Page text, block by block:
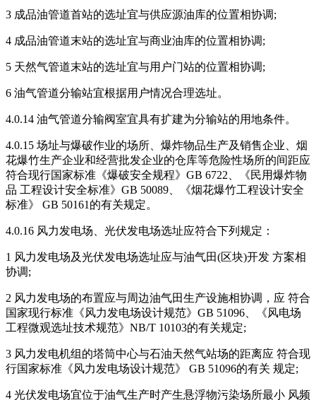
3 成品油管道首站的选址宜与供应源油库的位置相协调;
4 成品油管道末站的选址宜与商业油库的位置相协调;
5 天然气管道末站的选址宜与用户门站的位置相协调;
6 油气管道分输站宜根据用户情况合理选址。
4.0.14 油气管道分输阀室宜具有扩建为分输站的用地条件。
4.0.15 场址与爆破作业的场所、爆炸物品生产及销售企业、烟
花爆竹生产企业和经营批发企业的仓库等危险性场所的间距应
符合现行国家标准《爆破安全规程》GB 6722、《民用爆炸物
品 工程设计安全标准》GB 50089、《烟花爆竹工程设计安全
标准》 GB 50161的有关规定。
4.0.16 风力发电场、光伏发电场选址应符合下列规定：
1 风力发电场及光伏发电场选址应与油气田(区块)开发 方案相
协调;
2 风力发电场的布置应与周边油气田生产设施相协调，应 符合
国家现行标准《风力发电场设计规范》GB 51096、《风电场
工程微观选址技术规范》NB/T 10103的有关规定;
3 风力发电机组的塔筒中心与石油天然气站场的距离应 符合现
行国家标准《风力发电场设计规范》 GB 51096的有关 规定;
4 光伏发电场宜位于油气生产时产生悬浮物污染场所最小 风频